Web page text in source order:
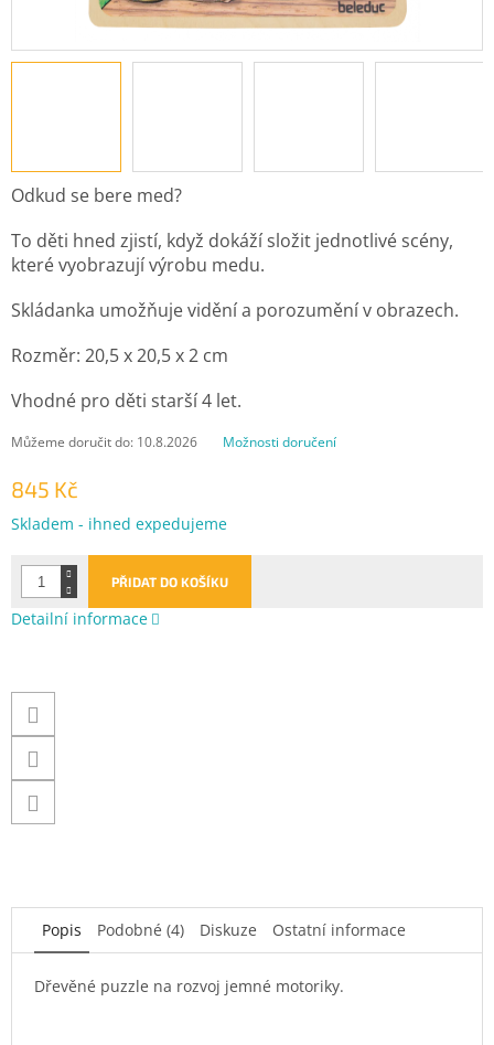
845 Kč
Měrná
Skladem - ihned expedujeme
Můžeme doručit do: 10.8.2026 Možnosti doručení
PŘIDAT DO KOŠÍKU
Odkud se bere med?
To děti hned zjistí, když dokáží složit jednotlivé scény,
které vyobrazují výrobu medu.
Skládanka umožňuje vidění a porozumění v obrazech.
Rozměr: 20,5 x 20,5 x 2 cm
Vhodné pro děti starší 4 let.
Detailní informace
Popis Podobné (4) Diskuze Ostatní informace
Dřevěné puzzle na rozvoj jemné motoriky.